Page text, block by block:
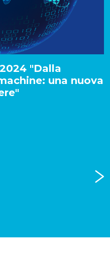
"Dalla
una nuova